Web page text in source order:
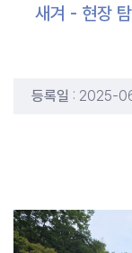
새겨 - 현장
등록일 : 2025-